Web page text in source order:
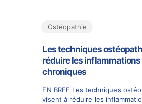
Ostéopathie
Les techniques
réduire les
chroniques
EN BREF Les techniques
visent à réduire les